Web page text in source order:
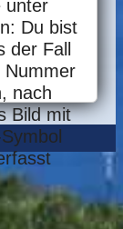
unter
Du bist
Fall
Nummer
nach
Bild mit